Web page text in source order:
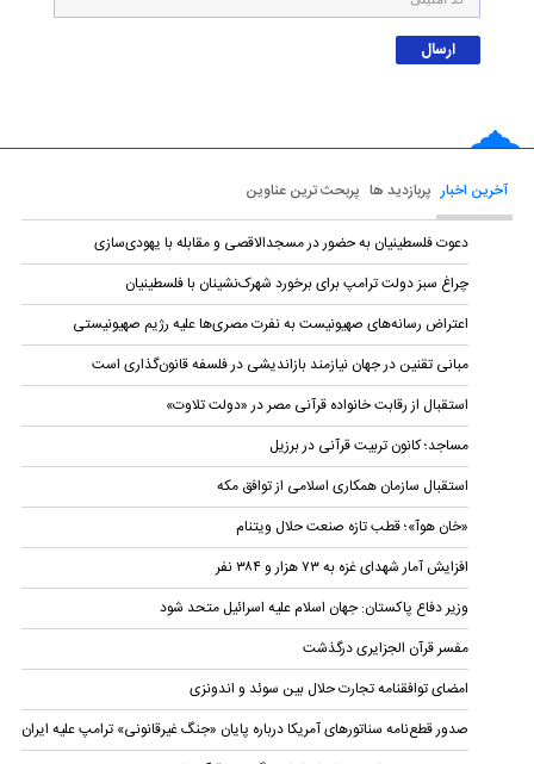
آخرین اخبار پربازدید ها پربحث ترین عناوین
دعوت فلسطینیان به حضور در مسجدالاقصی و مقابله با یهودی‌سازی
چراغ سبز دولت ترامپ برای برخورد شهرک‌نشینان با فلسطینیان
اعتراض رسانه‌های صهیونیست به نفرت مصری‌ها علیه رژیم صهیونیستی
مبانی تقنین در جهان نیازمند بازاندیشی در فلسفه قانون‌گذاری است
استقبال از رقابت خانواده قرآنی مصر در «دولت تلاوت»
مساجد؛ کانون تربیت قرآنی در برزیل
استقبال سازمان همکاری اسلامی از توافق مکه
«خان هوآ»؛ قطب تازه صنعت حلال ویتنام
افزایش آمار شهدای غزه به ۷۳ هزار و ۳۸۴ نفر
وزیر دفاع پاکستان: جهان اسلام علیه اسرائیل متحد شود
مفسر قرآن الجزایری درگذشت
امضای توافقنامه تجارت حلال بین سوئد و اندونزی
صدور قطع‌نامه سناتورهای آمریکا درباره پایان «جنگ غیرقانونی» ترامپ علیه ایران